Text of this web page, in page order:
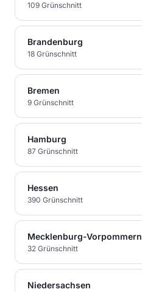
109 Grünschnitt
Brandenburg
18 Grünschnitt
Bremen
9 Grünschnitt
Hamburg
87 Grünschnitt
Hessen
390 Grünschnitt
Mecklenburg-Vorpommern
32 Grünschnitt
Niedersachsen